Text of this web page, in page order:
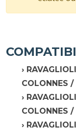
COLONNES
COLONNES